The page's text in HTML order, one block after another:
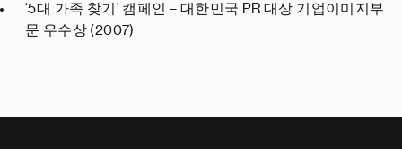
‘5대 가족 찾기’ 캠페인 – 대한민국 PR 대상 기업이미지부
문 우수상 (2007)